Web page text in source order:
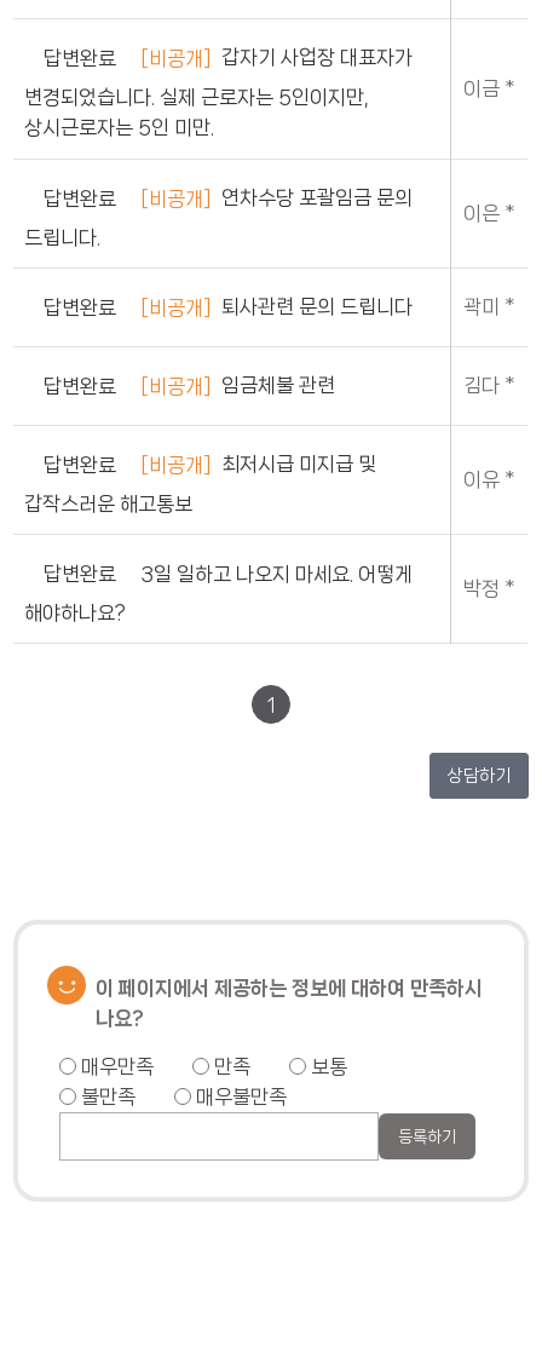
답변완료 [비공개]
갑자기 사업장 대표자가
변경되었습니다. 실제 근로자는 5인이지만,
상시근로자는 5인 미만.
이금 *
답변완료 [비공개]
연차수당 포괄임금 문의
드립니다.
이은 *
답변완료 [비공개] 퇴사관련 문의 드립니다 곽미 *
답변완료 [비공개] 임금체불 관련 김다 *
답변완료 [비공개]
최저시급 미지급 및
갑작스러운 해고통보
이유 *
답변완료
3일 일하고 나오지 마세요. 어떻게
해야하나요?
박정 *
1
상담하기
이 페이지에서 제공하는 정보에 대하여 만족하시
나요?
매우만족 만족
보통
불만족
매우불만족